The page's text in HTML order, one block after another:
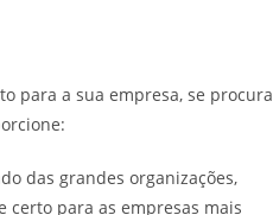
para a sua empresa, se procura
das grandes organizações,
certo para as empresas mais